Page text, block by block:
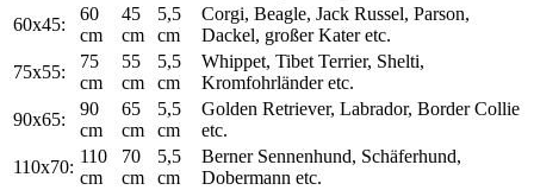
60x45:
60
cm
45
cm
5,5
cm
Corgi, Beagle, Jack Russel, Parson,
Dackel, großer Kater etc.
75x55:
75
cm
55
cm
5,5
cm
Whippet, Tibet Terrier, Shelti,
Kromfohrländer etc.
90x65:
90
cm
65
cm
5,5
cm
Golden Retriever, Labrador, Border Collie
etc.
110x70:
110
cm
70
cm
5,5
cm
Berner Sennenhund, Schäferhund,
Dobermann etc.